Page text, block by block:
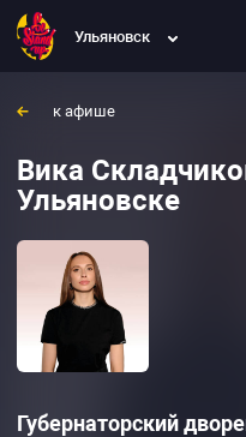
Ульяновск
к афише
Вика
Ульяновске
Губернаторский